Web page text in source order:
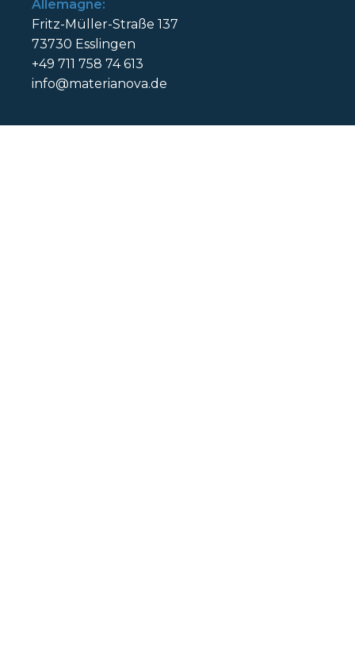
Allemagne:
Fritz-Müller-Straße 137
73730 Esslingen
+49 711 758 74 613
info@materianova.de